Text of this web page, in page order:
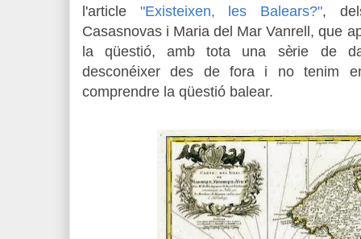
l'article "Existeixen, les Balears?",
Casasnovas i Maria del Mar Vanrell, que
la qüestió, amb tota una sèrie de
desconéixer des de fora i no tenim
comprendre la qüestió balear.